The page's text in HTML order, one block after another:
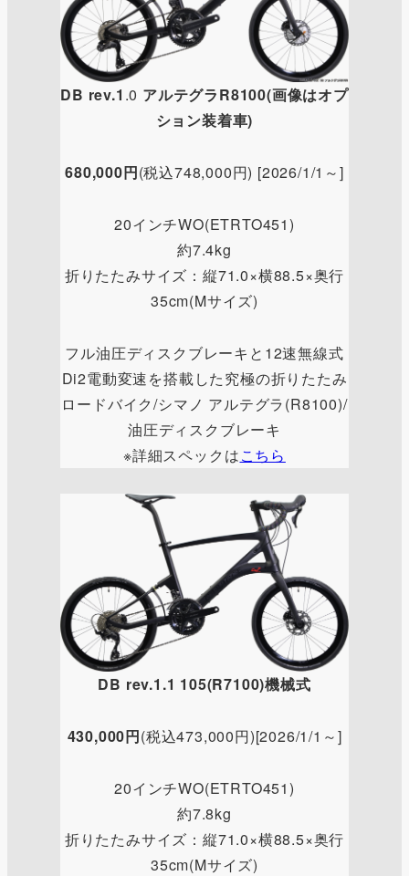
DB rev.1 .0 アルテグラR8100(画像はオプ
ション装着車)
680,000円(税込748,000円) [2026/1/1～]
20インチWO(ETRTO451)
約7.4kg
折りたたみサイズ：縦71.0×横88.5×奥行
35cm(Mサイズ)
フル油圧ディスクブレーキと12速無線式
Di2電動変速を搭載した究極の折りたたみ
ロードバイク/シマノ アルテグラ(R8100)/
油圧ディスクブレーキ
※詳細スペックはこちら
DB rev.1 .1 105(R7100)機械式
430,000円(税込473,000円)[2026/1/1～]
20インチWO(ETRTO451)
約7.8kg
折りたたみサイズ：縦71.0×横88.5×奥行
35cm(Mサイズ)